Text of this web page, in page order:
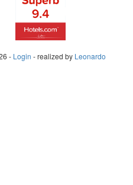
- Login - realized by Leonardo